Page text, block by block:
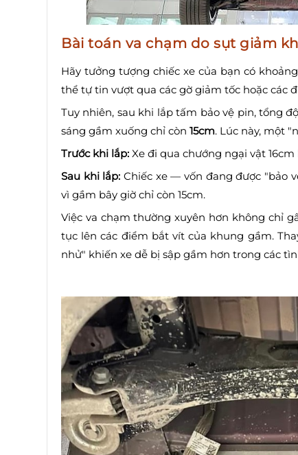
Bài toán va chạm do sụt giảm
Hãy tưởng tượng chiếc xe của bạn có
thể tự tin vượt qua các gờ giảm tốc hoặc các
Tuy nhiên, sau khi lắp tấm bảo vệ pin, tổng
sáng gầm xuống chỉ còn 15cm. Lúc này, một
Trước khi lắp: Xe đi qua chướng ngại vật
Sau khi lắp: Chiếc xe — vốn đang được "bảo
vì gầm bây giờ chỉ còn 15cm.
Việc va chạm thường xuyên hơn không chỉ
tục lên các điểm bắt vít của khung gầm.
nhử" khiến xe dễ bị sập gầm hơn trong các